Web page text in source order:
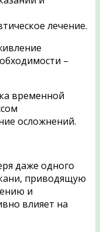
лечение.
–
временной
осложнений.
даже одного
приводящую
и
влияет на